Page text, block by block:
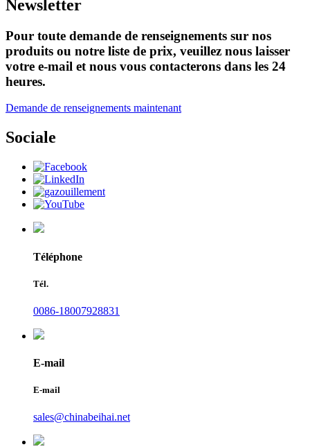
Newsletter
Pour toute demande de renseignements sur nos
produits ou notre liste de prix, veuillez nous laisser
votre e-mail et nous vous contacterons dans les 24
heures.
Demande de renseignements maintenant
Sociale
Téléphone
Tél.
0086-18007928831
E-mail
E-mail
sales@chinabeihai.net